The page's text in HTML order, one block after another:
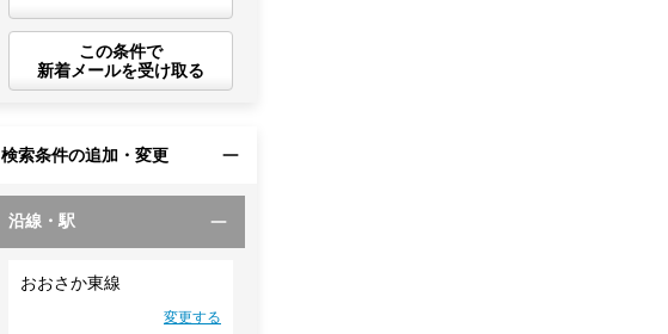
この条件で
新着メールを受け取る
検索条件の追加・変更
沿線・駅
おおさか東線
変更する